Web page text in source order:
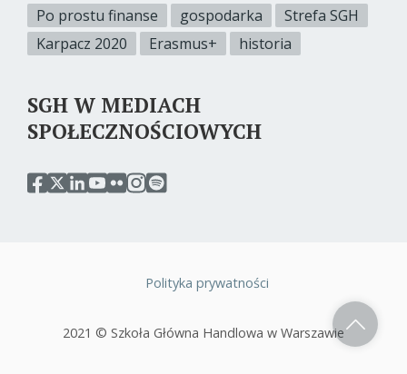
Po prostu finanse
gospodarka
Strefa SGH
Karpacz 2020
Erasmus+ historia
SGH W MEDIACH
SPOŁECZNOŚCIOWYCH
przejdź
przejdź
przejdź
przejdź
przejdź
przejdźprzejdź
Stopka
Polityka prywatności
2021 © Szkoła Główna Handlowa w Warszawie